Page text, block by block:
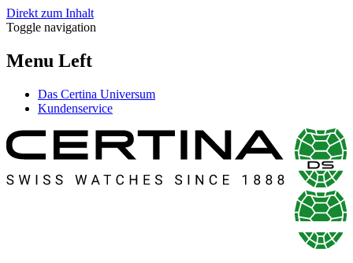
Direkt zum Inhalt
Toggle navigation
Menu Left
Das Certina Universum
Kundenservice